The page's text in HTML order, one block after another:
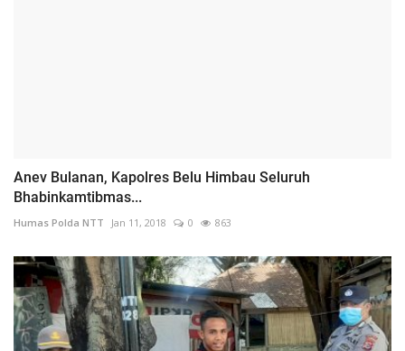
Anev Bulanan, Kapolres Belu Himbau Seluruh
Bhabinkamtibmas...
Humas Polda NTT Jan 11, 2018 0 863